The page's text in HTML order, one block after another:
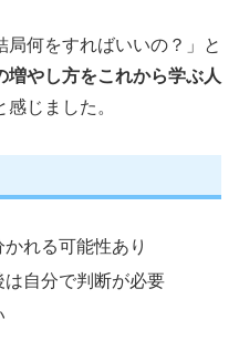
何をすればいいの？」と
増やし方をこれから学ぶ人
感じました。
れる可能性あり
自分で判断が必要